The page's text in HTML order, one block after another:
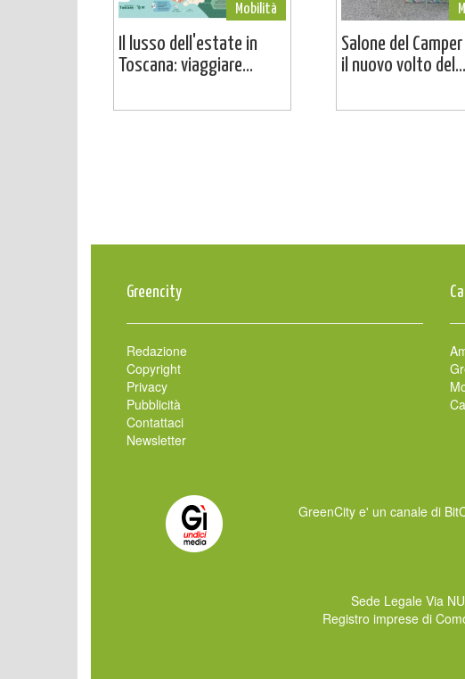
Mobilità
Il lusso dell'estate in
Toscana: viaggiare...
Salone del
il nuovo volto del...
Greencity
Redazione
Copyright
Privacy
Pubblicità
Contattaci
Newsletter
GreenCity e' un canale di
Sede Legale Via
Registro imprese di